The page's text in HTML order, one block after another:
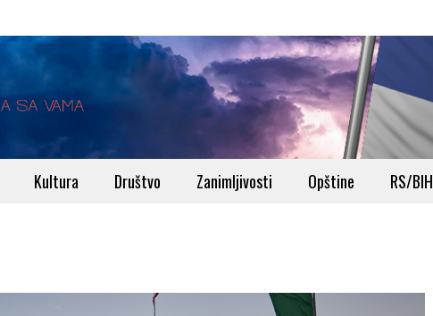
Kultura Društvo Zanimljivosti Opštine RS/BIH